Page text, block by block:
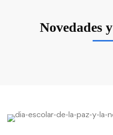
Novedades